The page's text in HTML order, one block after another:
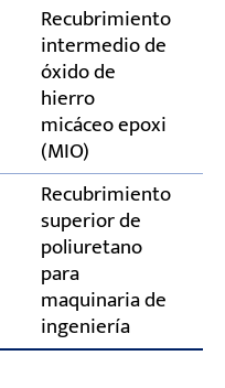
Recubrimiento
intermedio de
óxido de
hierro
micáceo epoxi
(MIO)
Recubrimiento
superior de
poliuretano
para
maquinaria de
ingeniería